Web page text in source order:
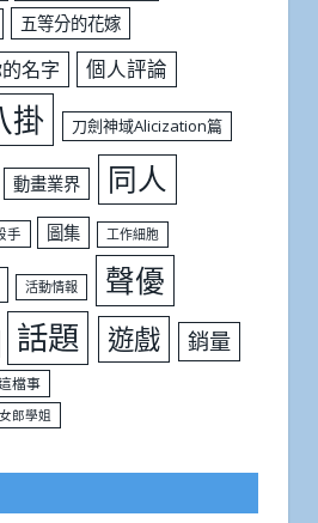
五等分的花嫁
名字 個人評論
掛 刀劍神域Alicization篇
動畫業界 同人
手 圖集 工作細胞
活動情報 聲優
話題 遊戲 銷量
檔事
郎學姐